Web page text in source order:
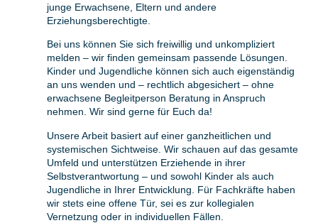
junge Erwachsene, Eltern und andere
Erziehungsberechtigte.
Bei uns können Sie sich freiwillig und unkompliziert
melden – wir finden gemeinsam passende Lösungen.
Kinder und Jugendliche können sich auch eigenständig
an uns wenden und – rechtlich abgesichert – ohne
erwachsene Begleitperson Beratung in Anspruch
nehmen. Wir sind gerne für Euch da!
Unsere Arbeit basiert auf einer ganzheitlichen und
systemischen Sichtweise. Wir schauen auf das gesamte
Umfeld und unterstützen Erziehende in ihrer
Selbstverantwortung – und sowohl Kinder als auch
Jugendliche in Ihrer Entwicklung. Für Fachkräfte haben
wir stets eine offene Tür, sei es zur kollegialen
Vernetzung oder in individuellen Fällen.